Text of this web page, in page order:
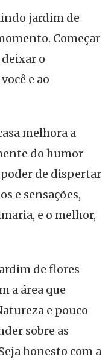
jardim de
Começar
o
e ao
melhora a
do humor
poder de dispertar
e sensações,
e o melhor,
de flores
a área que
e pouco
sobre as
honesto com a